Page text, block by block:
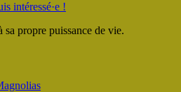
intéressé·e !
sa propre puissance de vie.